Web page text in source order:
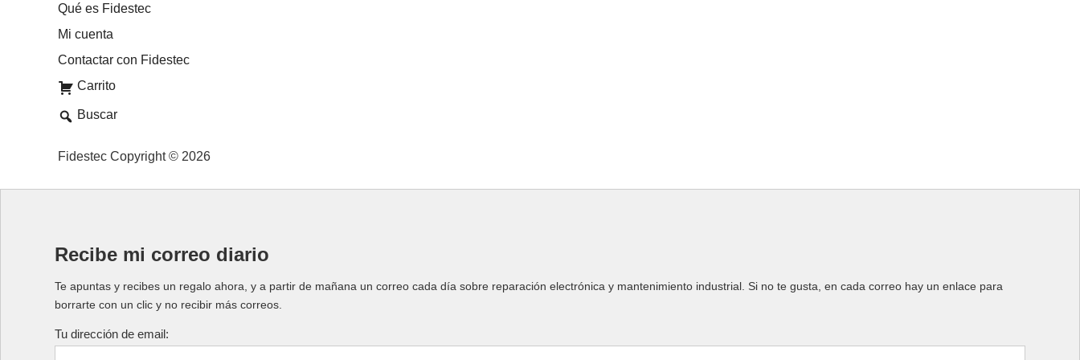
Qué es Fidestec
Mi cuenta
Contactar con Fidestec
Carrito
Buscar
Fidestec Copyright © 2026
Recibe mi correo diario
Te apuntas y recibes un regalo ahora, y a partir de mañana un correo cada día sobre reparación electrónica y mantenimiento industrial. Si no te gusta, en cada correo hay un enlace para
borrarte con un clic y no recibir más correos.
Tu dirección de email: